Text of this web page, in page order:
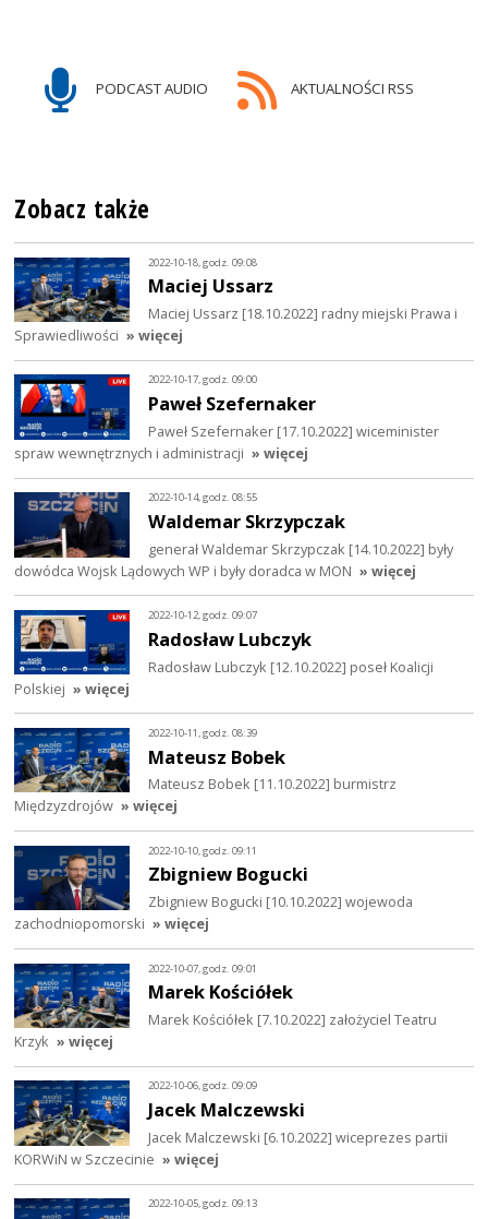
PODCAST AUDIO AKTUALNOŚCI RSS
Zobacz także
2022-10-18, godz. 09:08
Maciej Ussarz
Maciej Ussarz [18.10.2022] radny miejski Prawa i
Sprawiedliwości » więcej
2022-10-17, godz. 09:00
Paweł Szefernaker
Paweł Szefernaker [17.10.2022] wiceminister
spraw wewnętrznych i administracji » więcej
2022-10-14, godz. 08:55
Waldemar Skrzypczak
generał Waldemar Skrzypczak [14.10.2022] były
dowódca Wojsk Lądowych WP i były doradca w MON » więcej
2022-10-12, godz. 09:07
Radosław Lubczyk
Radosław Lubczyk [12.10.2022] poseł Koalicji
Polskiej » więcej
2022-10-11, godz. 08:39
Mateusz Bobek
Mateusz Bobek [11.10.2022] burmistrz
Międzyzdrojów » więcej
2022-10-10, godz. 09:11
Zbigniew Bogucki
Zbigniew Bogucki [10.10.2022] wojewoda
zachodniopomorski » więcej
2022-10-07, godz. 09:01
Marek Kościółek
Marek Kościółek [7.10.2022] założyciel Teatru
Krzyk » więcej
2022-10-06, godz. 09:09
Jacek Malczewski
Jacek Malczewski [6.10.2022] wiceprezes partii
KORWiN w Szczecinie » więcej
2022-10-05, godz. 09:13